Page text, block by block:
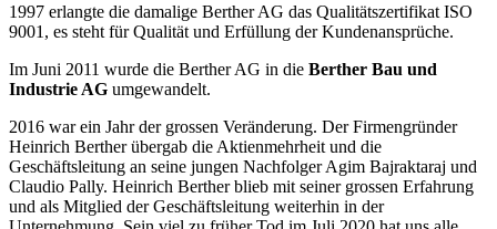
1997 erlangte die damalige Berther AG das Qualitätszertifikat ISO
9001, es steht für Qualität und Erfüllung der Kundenansprüche.
Im Juni 2011 wurde die Berther AG in die Berther Bau und
Industrie AG umgewandelt.
2016 war ein Jahr der grossen Veränderung. Der Firmengründer
Heinrich Berther übergab die Aktienmehrheit und die
Geschäftsleitung an seine jungen Nachfolger Agim Bajraktaraj und
Claudio Pally. Heinrich Berther blieb mit seiner grossen Erfahrung
und als Mitglied der Geschäftsleitung weiterhin in der